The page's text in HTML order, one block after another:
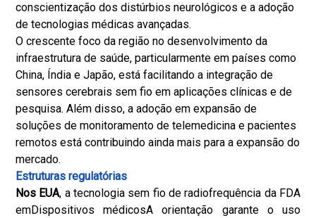
conscientização dos distúrbios neurológicos e a adoção
de tecnologias médicas avançadas.
O crescente foco da região no desenvolvimento da
infraestrutura de saúde, particularmente em países como
China, Índia e Japão, está facilitando a integração de
sensores cerebrais sem fio em aplicações clínicas e de
pesquisa. Além disso, a adoção em expansão de
soluções de monitoramento de telemedicina e pacientes
remotos está contribuindo ainda mais para a expansão do
mercado.
Estruturas regulatórias
Nos EUA, a tecnologia sem fio de radiofrequência da FDA
emDispositivos médicosA orientação garante o uso